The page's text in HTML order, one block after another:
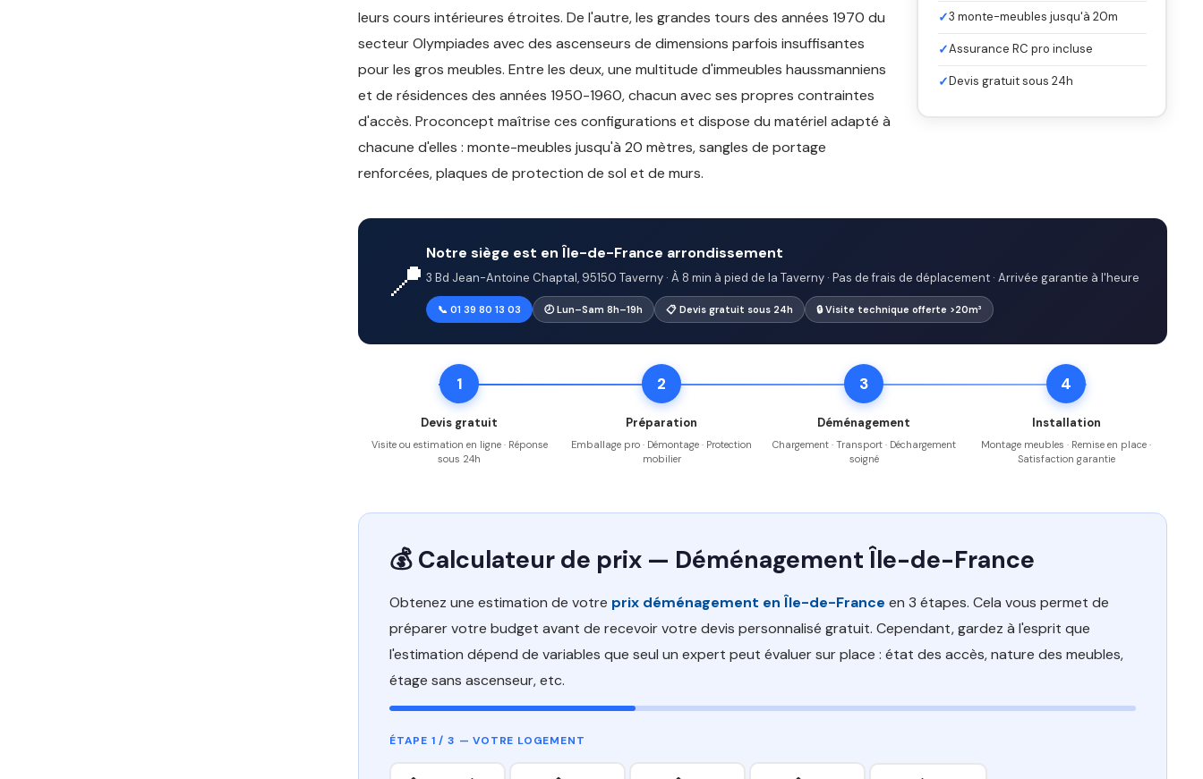
leurs cours intérieures étroites. De l'autre, les grandes tours des années 1970 du
secteur Olympiades avec des ascenseurs de dimensions parfois insuffisantes
pour les gros meubles. Entre les deux, une multitude d'immeubles haussmanniens
et de résidences des années 1950-1960, chacun avec ses propres contraintes
d'accès. Proconcept maîtrise ces configurations et dispose du matériel adapté à
chacune d'elles : monte-meubles jusqu'à 20 mètres, sangles de portage
renforcées, plaques de protection de sol et de murs.
✓3 monte-meubles jusqu'à 20m
✓Assurance RC pro incluse
✓Devis gratuit sous 24h
📍 Notre siège est en Île-de-France arrondissement
3 Bd Jean-Antoine Chaptal, 95150 Taverny · À 8 min à pied de la Taverny · Pas de frais de déplacement · Arrivée garantie à l'heure
📞 01 39 80 13 03 🕗 Lun–Sam 8h–19h 📋 Devis gratuit sous 24h 🔒 Visite technique offerte >20m³
1
Devis gratuit
Visite ou estimation en ligne · Réponse
sous 24h
2
Préparation
Emballage pro · Démontage · Protection
mobilier
3
Déménagement
Chargement · Transport · Déchargement
soigné
4
Installation
Montage meubles · Remise en place ·
Satisfaction garantie
💰 Calculateur de prix — Déménagement Île-de-France
Obtenez une estimation de votre prix déménagement en Île-de-France en 3 étapes. Cela vous permet de
préparer votre budget avant de recevoir votre devis personnalisé gratuit. Cependant, gardez à l'esprit que
l'estimation dépend de variables que seul un expert peut évaluer sur place : état des accès, nature des meubles,
étage sans ascenseur, etc.
ÉTAPE 1 / 3 — VOTRE LOGEMENT